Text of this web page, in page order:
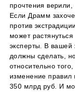
прочтения верили,
Если Драмм
против
может
эксперты. В вашей
должны сделать,
относительно
изменение правил
350 млрд руб. И